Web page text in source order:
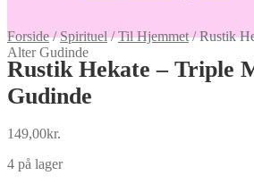
Forside/Spirituel/Til Hjemmet/Rustik
Alter Gudinde
Rustik Hekate – Triple
Gudinde
149,00kr.
4 på lager